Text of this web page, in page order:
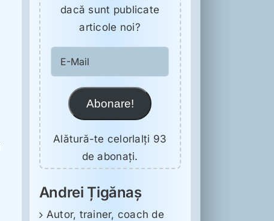
dacă sunt publicate
articole noi?
Mail
Abonare!
Alătură-te celorlalți 93
de abonați.
Andrei Țigănaș
Autor, trainer, coach de